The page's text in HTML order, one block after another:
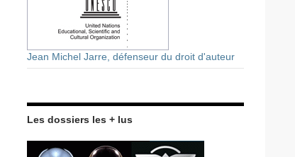
Jean Michel Jarre, défenseur du droit d'auteur
Les dossiers les + lus